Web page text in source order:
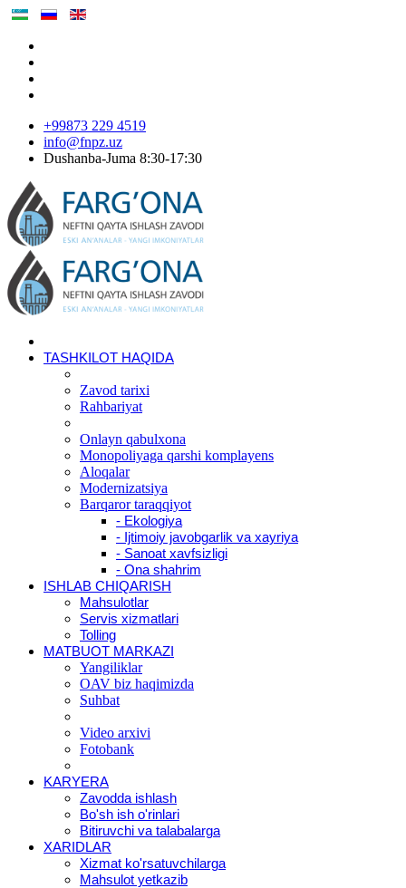
+99873 229 4519
info@fnpz.uz
Dushanba-Juma 8:30-17:30
TASHKILOT HAQIDA
Zavod tarixi
Rahbariyat
Onlayn qabulxona
Monopoliyaga qarshi komplayens
Aloqalar
Modernizatsiya
Barqaror taraqqiyot
- Ekologiya
- Ijtimoiy javobgarlik va xayriya
- Sanoat xavfsizligi
- Ona shahrim
ISHLAB CHIQARISH
Mahsulotlar
Servis xizmatlari
Tolling
MATBUOT MARKAZI
Yangiliklar
OAV biz haqimizda
Suhbat
Video arxivi
Fotobank
KARYERA
Zavodda ishlash
Bo'sh ish o'rinlari
Bitiruvchi va talabalarga
XARIDLAR
Xizmat ko'rsatuvchilarga
Mahsulot yetkazib